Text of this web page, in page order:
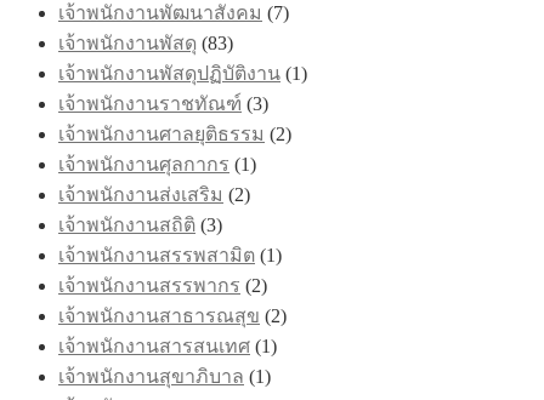
เจ้าพนักงานพัฒนาสังคม (7)
เจ้าพนักงานพัสดุ (83)
เจ้าพนักงานพัสดุปฏิบัติงาน (1)
เจ้าพนักงานราชทัณฑ์ (3)
เจ้าพนักงานศาลยุติธรรม (2)
เจ้าพนักงานศุลกากร (1)
เจ้าพนักงานส่งเสริม (2)
เจ้าพนักงานสถิติ (3)
เจ้าพนักงานสรรพสามิต (1)
เจ้าพนักงานสรรพากร (2)
เจ้าพนักงานสาธารณสุข (2)
เจ้าพนักงานสารสนเทศ (1)
เจ้าพนักงานสุขาภิบาล (1)